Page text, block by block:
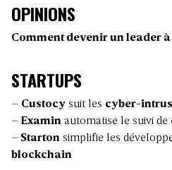
OPINIONS
Comment devenir un leader
STARTUPS
– Custocy suit les cyber-intrus
– Examin automatise le suivi de
– Starton simplifie les
blockchain